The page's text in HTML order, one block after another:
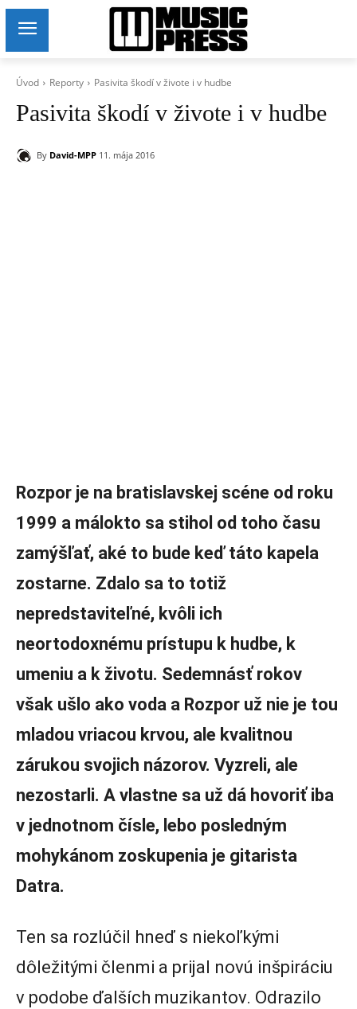
Úvod Reporty Pasivita škodí v živote i v hudbe
Pasivita škodí v živote i v hudbe
By David-MPP 11. mája 2016
Rozpor je na bratislavskej scéne od roku
1999 a málokto sa stihol od toho času
zamýšľať, aké to bude keď táto kapela
zostarne. Zdalo sa to totiž
nepredstaviteľné, kvôli ich
neortodoxnému prístupu k hudbe, k
umeniu a k životu. Sedemnásť rokov
však ušlo ako voda a Rozpor už nie je tou
mladou vriacou krvou, ale kvalitnou
zárukou svojich názorov. Vyzreli, ale
nezostarli. A vlastne sa už dá hovoriť iba
v jednotnom čísle, lebo posledným
mohykánom zoskupenia je gitarista
Datra.
Ten sa rozlúčil hneď s niekoľkými
dôležitými členmi a prijal novú inšpiráciu
v podobe ďalších muzikantov. Odrazilo